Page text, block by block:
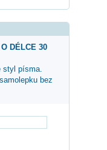
DÉLCE 30
styl písma.
bez